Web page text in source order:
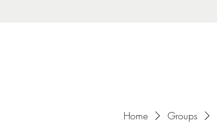
Home Groups